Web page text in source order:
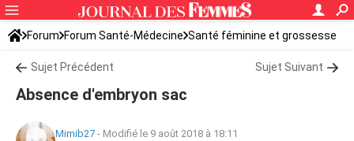
Forum Forum Santé-Médecine Santé féminine et grossesse
Sujet Précédent Sujet Suivant
Absence d'embryon sac
Mimib27 - Modifié le 9 août 2018 à 18:11